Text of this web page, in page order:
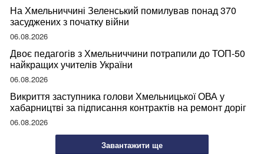
На Хмельниччині Зеленський помилував понад 370
засуджених з початку війни
06.08.2026
Двоє педагогів з Хмельниччини потрапили до ТОП-50
найкращих учителів України
06.08.2026
Викриття заступника голови Хмельницької ОВА у
хабарництві за підписання контрактів на ремонт доріг
06.08.2026
Завантажити ще